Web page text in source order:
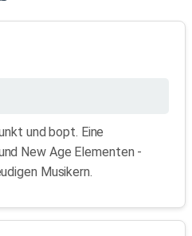
und bopt. Eine
New Age Elementen -
Musikern.